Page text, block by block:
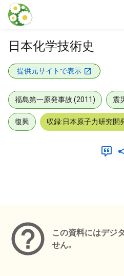
本文に飛ぶ
日本化学技術史
提供元サイトで表示
福島第一原発事故 (2011) 震
復興 収録:日本原子力研究開
この資料にはデジ
せん。